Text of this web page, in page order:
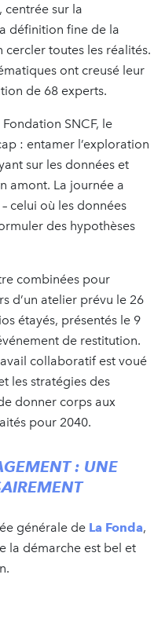
centrée sur la
définition fine de la
cercler toutes les réalités.
ont creusé leur
de 68 experts.
SNCF, le
: entamer l’exploration
sur les données et
amont. La journée a
celui où les données
des hypothèses
combinées pour
d’un atelier prévu le 26
étayés, présentés le 9
de restitution.
collaboratif est voué
les stratégies des
donner corps aux
pour 2040.
: UNE
générale de La Fonda,
la démarche est bel et